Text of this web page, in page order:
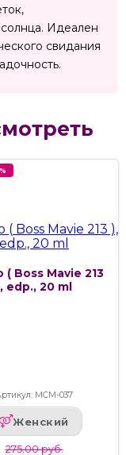
Идеален
свидания
( Boss Mavie 213
edp., 20 ml
МСМ-037
Женский
275.00 руб.